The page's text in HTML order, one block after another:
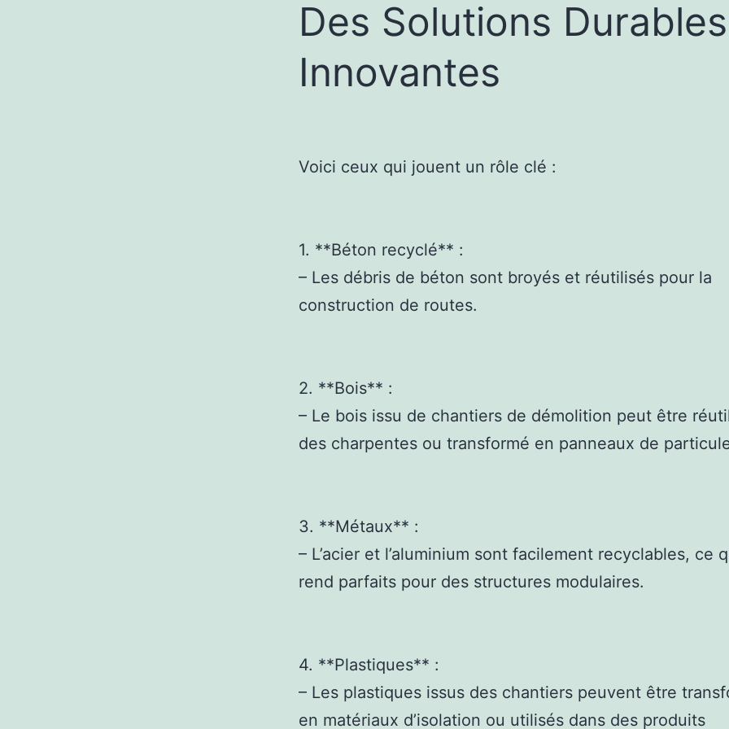
Des Solutions
Innovantes
Voici ceux qui jouent un rôle clé :
1. **Béton recyclé** :
– Les débris de béton sont broyés et réutilisés pour la
construction de routes.
2. **Bois** :
– Le bois issu de chantiers de démolition peut être
des charpentes ou transformé en panneaux de
3. **Métaux** :
– L’acier et l’aluminium sont facilement recyclables, ce
rend parfaits pour des structures modulaires.
4. **Plastiques** :
– Les plastiques issus des chantiers peuvent être
en matériaux d’isolation ou utilisés dans des produits